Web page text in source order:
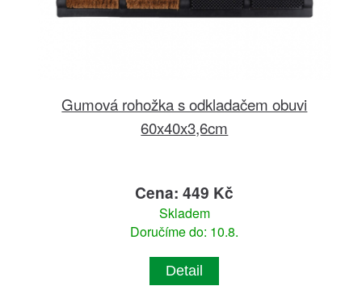
Gumová rohožka s odkladačem obuvi
60x40x3,6cm
Cena: 449 Kč
Skladem
Doručíme do: 10.8.
Detail